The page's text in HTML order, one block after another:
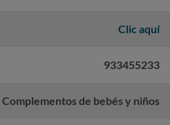
Clic aquí
933455233
Complementos de bebés y niños